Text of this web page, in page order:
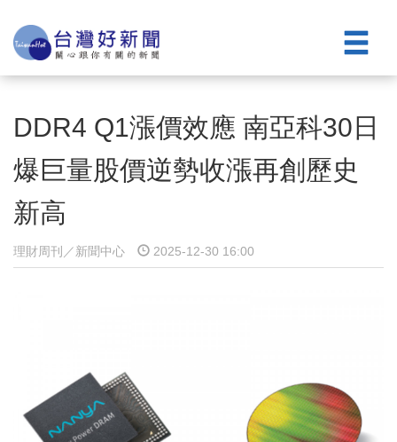
DDR4 Q1漲價效應 南亞科30日
爆巨量股價逆勢收漲再創歷史
新高
理財周刊／新聞中心 2025-12-30 16:00